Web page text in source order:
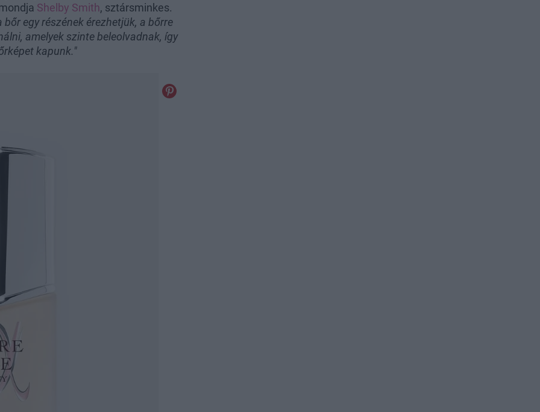
Shelby Smith, sztársminkes.
egy részének érezhetjük, a bőrre
amelyek szinte beleolvadnak, így
kapunk."